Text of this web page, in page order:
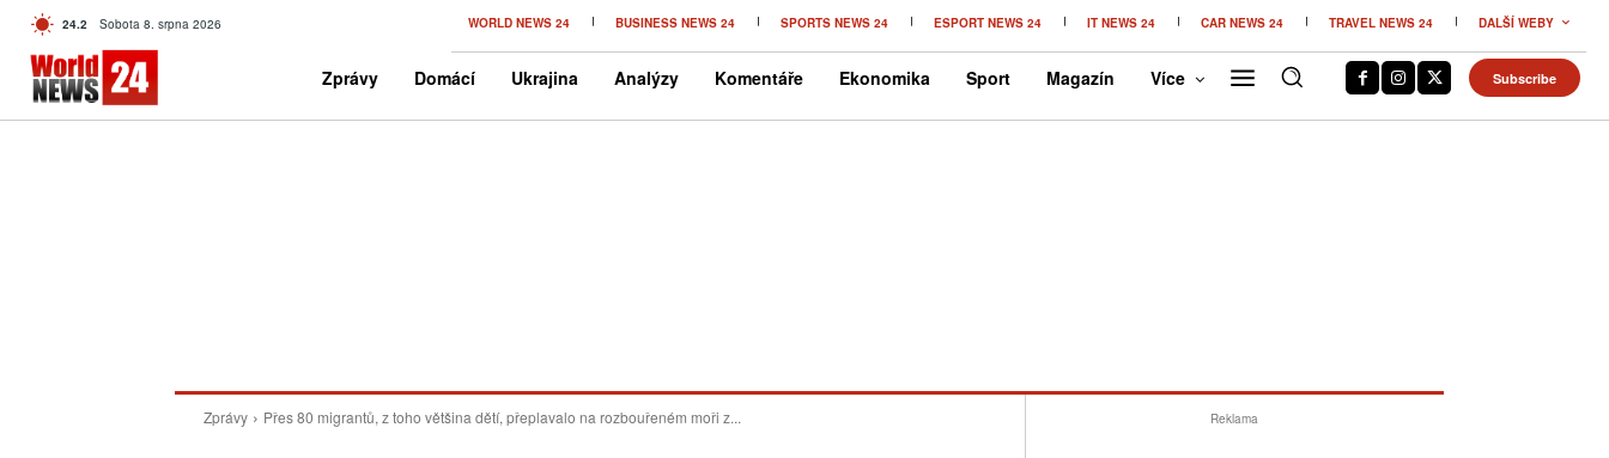
24.2 C Czech
Sobota 8. srpna 2026 WORLD NEWS 24 BUSINESS NEWS 24 SPORTS NEWS 24 ESPORT NEWS 24 IT NEWS 24 CAR NEWS 24 TRAVEL NEWS 24 DALŠÍ WEBY
Zprávy Domácí Ukrajina Analýzy Komentáře Ekonomika Sport Magazín Více Subscribe
Zprávy Přes 80 migrantů, z toho většina dětí, přeplavalo na rozbouřeném moři z... Reklama